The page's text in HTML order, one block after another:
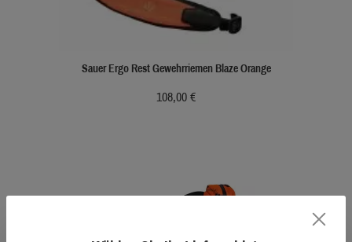
Sauer Ergo Rest Gewehrriemen Blaze Orange
108,00 €